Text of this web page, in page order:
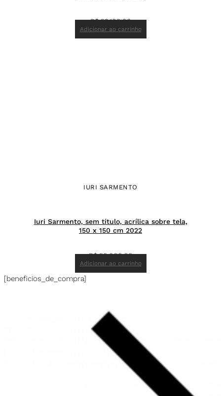
R$59.100,00
Adicionar ao carrinho
IURI SARMENTO
Iuri Sarmento, sem título, acrílica sobre tela,
150 x 150 cm 2022
R$50.000,00
Adicionar ao carrinho
[beneficios_de_compra]